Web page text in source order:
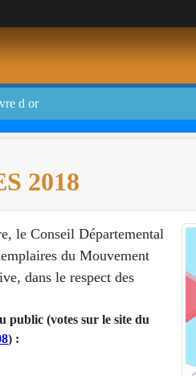
d or
2018
le Conseil Départemental
du Mouvement
dans le respect des
public (votes sur le site du
) :